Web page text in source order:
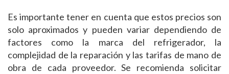
Es importante tener en cuenta que estos precios son
solo aproximados y pueden variar dependiendo de
factores como la marca del refrigerador, la
complejidad de la reparación y las tarifas de mano de
obra de cada proveedor. Se recomienda solicitar